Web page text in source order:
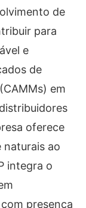
de
para
e
de
em
oferece
naturais ao
integra o
presença